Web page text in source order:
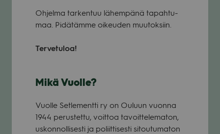
Ohjelma tar­ken­tuu lähem­pänä tapah­tu­
maa. Pidä­tämme oikeu­den muu­tok­siin.
Ter­ve­tu­loa!
Mikä Vuolle?
Vuolle Set­le­mentti ry on Ouluun vuonna
1944 perus­tettu, voit­toa tavoit­te­le­ma­ton,
uskon­nol­li­sesti ja poliit­ti­sesti sitou­tu­ma­ton